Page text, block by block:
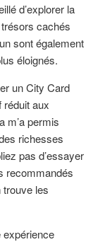
d’explorer la
cachés
sont également
éloignés.
un City Card
réduit aux
m’a permis
richesses
pas d’essayer
recommandés
trouve les
expérience